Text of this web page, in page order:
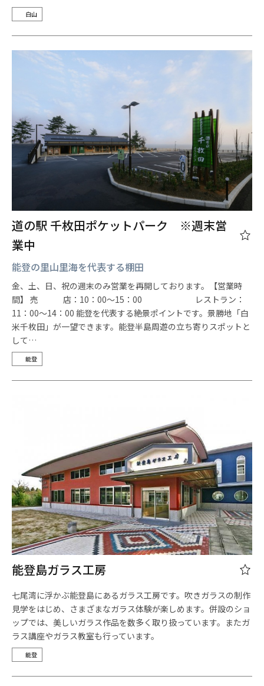
白山
道の駅 千枚田ポケットパーク ※週末営
業中
能登の里山里海を代表する棚田
金、土、日、祝の週末のみ営業を再開しております。【営業時
間】 売 店：10：00～15：00 レストラン：
11：00～14：00 能登を代表する絶景ポイントです。景勝地「白
米千枚田」が一望できます。能登半島周遊の立ち寄りスポットと
して…
能登
能登島ガラス工房
七尾湾に浮かぶ能登島にあるガラス工房です。吹きガラスの制作
見学をはじめ、さまざまなガラス体験が楽しめます。併設のショ
ップでは、美しいガラス作品を数多く取り扱っています。またガ
ラス講座やガラス教室も行っています。
能登